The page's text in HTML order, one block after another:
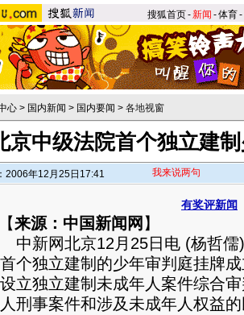
搜狐首页-新闻 -体育-
心 > 国内新闻 > 国内要闻 > 各地视窗
京中级法院首个独立建
2006年12月25日17:41 我来说两句
有奖评新闻
【来源：中国新闻网 】
新网北京12月25日电 (杨哲儒)
个独立建制的少年审判庭挂牌
立独立建制未成年人案件综合
刑事案件和涉及未成年人权益